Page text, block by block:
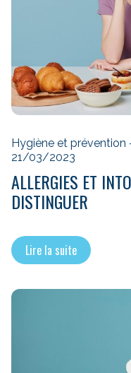
Hygiène et prévention
21/03/2023
ALLERGIES ET
DISTINGUER
Lire la suite